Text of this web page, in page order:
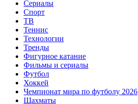
Сериалы
Спорт
ТВ
Теннис
Технологии
Тренды
Фигурное катание
Фильмы и сериалы
Футбол
Хоккей
Чемпионат мира по футболу 2026
Шахматы